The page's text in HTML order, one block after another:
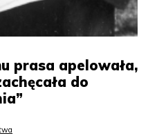
prasa apelowała,
do